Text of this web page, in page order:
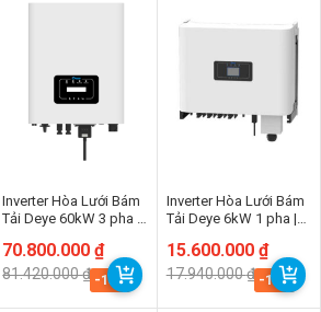
Inverter Hòa Lưới Bám
Tải Deye 60kW 3 pha |
81.420.000₫
Giá
gốc
là:
81.420.000 ₫.
70.800.000₫
Giá
hiện
tại
-13%
Inverter Hòa Lưới Bám
Tải Deye 6kW 1 pha |
AM2
17.940.000₫
Giá
gốc
là:
17.940.000 ₫.
15.600.000 ₫
Giá
hiện
tại
-13%